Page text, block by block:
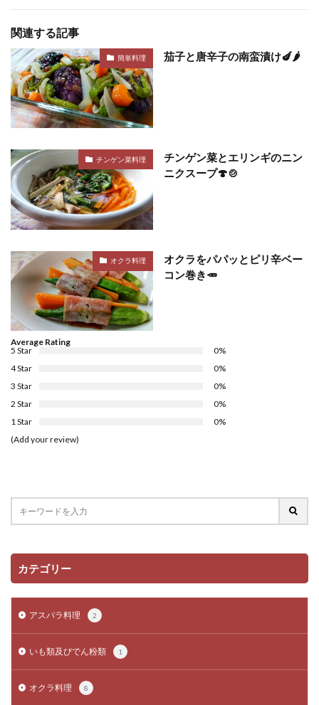
関連する記事
簡単料理 茄子と唐辛子の南蛮漬け🍆🌶️
チンゲン菜料理
チンゲン菜とエリンギのニン
ニクスープ🍄🍲
オクラ料理
オクラをパパッとピリ辛ベー
コン巻き🥕
Average Rating
5 Star
0%
4 Star
0%
3 Star
0%
2 Star
0%
1 Star
0%
(Add your review)
カテゴリー
アスパラ料理 2
いも類及びでん粉類 1
オクラ料理 8